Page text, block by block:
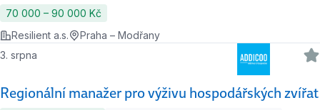
70 000 ‍–‍ 90 000 Kč
Resilient a.s.
Praha – Modřany
Regionální manažer pro výživu hospodářských zvířat
3. srpna